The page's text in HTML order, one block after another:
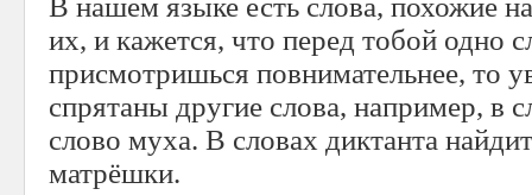
В нашем языке есть слова, похожие
их, и кажется, что перед тобой одно
присмотришься повнимательнее, то
спрятаны другие слова, например, в
слово муха. В словах диктанта
матрёшки.